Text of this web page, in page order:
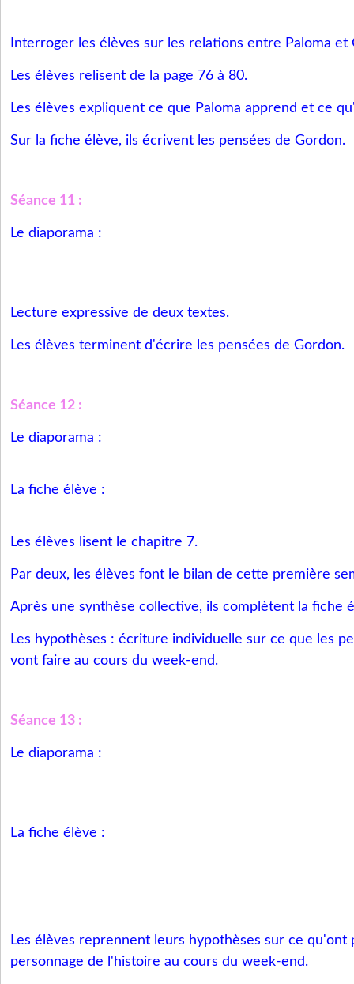
Interroger les élèves sur les relations entre Paloma et
Les élèves relisent de la page 76 à 80.
Les élèves expliquent ce que Paloma apprend et ce
Sur la fiche élève, ils écrivent les pensées de Gordon.
Séance 11 :
Le diaporama :
Lecture expressive de deux textes.
Les élèves terminent d'écrire les pensées de Gordon.
Séance 12 :
Le diaporama :
La fiche élève :
Les élèves lisent le chapitre 7.
Par deux, les élèves font le bilan de cette première
Après une synthèse collective, ils complètent la fiche
Les hypothèses : écriture individuelle sur ce que les
vont faire au cours du week-end.
Séance 13 :
Le diaporama :
La fiche élève :
Les élèves reprennent leurs hypothèses sur ce qu'ont
personnage de l'histoire au cours du week-end.